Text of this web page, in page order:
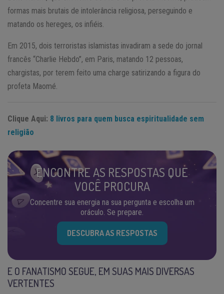
formas mais brutais de intolerância religiosa, perseguindo e
matando os hereges, os infiéis.
Em 2015, dois terroristas islamistas invadiram a sede do jornal
francês “Charlie Hebdo”, em Paris, matando 12 pessoas,
chargistas, por terem feito uma charge satirizando a figura do
profeta Maomé.
Clique Aqui: 8 livros para quem busca espiritualidade sem
religião
ENCONTRE AS RESPOSTAS QUE
VOCÊ PROCURA
Concentre sua energia na sua pergunta e escolha um
oráculo. Se prepare.
DESCUBRA AS RESPOSTAS
E O FANATISMO SEGUE, EM SUAS MAIS DIVERSAS
VERTENTES